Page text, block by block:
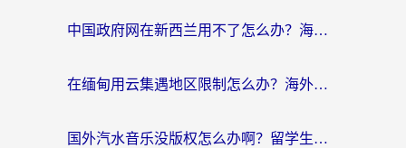
中国政府网在新西兰用不了怎么办？海外华人追剧看新闻的实用指南
在缅甸用云集遇地区限制怎么办？海外党亲测有效解决方案来了！
国外汽水音乐没版权怎么办啊？留学生亲测有效的回国加速攻略